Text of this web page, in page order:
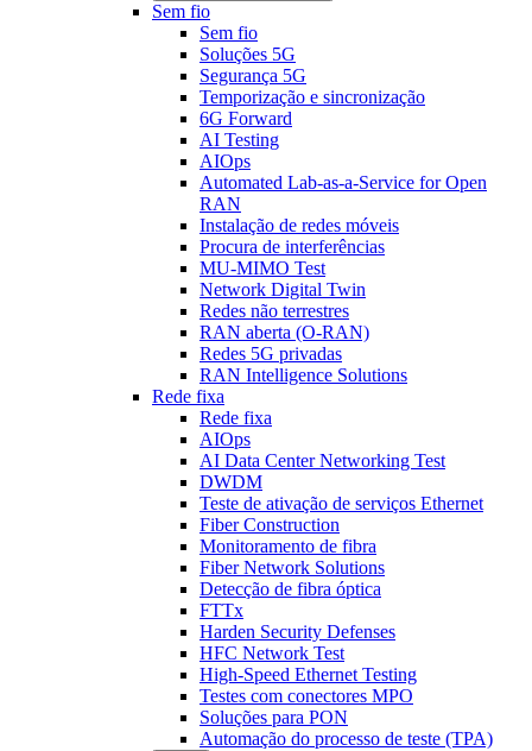
Sem fio
Sem fio
Soluções 5G
Segurança 5G
Temporização e sincronização
6G Forward
AI Testing
AIOps
Automated Lab-as-a-Service for Open
RAN
Instalação de redes móveis
Procura de interferências
MU-MIMO Test
Network Digital Twin
Redes não terrestres
RAN aberta (O-RAN)
Redes 5G privadas
RAN Intelligence Solutions
Rede fixa
Rede fixa
AIOps
AI Data Center Networking Test
DWDM
Teste de ativação de serviços Ethernet
Fiber Construction
Monitoramento de fibra
Fiber Network Solutions
Detecção de fibra óptica
FTTx
Harden Security Defenses
HFC Network Test
High-Speed Ethernet Testing
Testes com conectores MPO
Soluções para PON
Automação do processo de teste (TPA)